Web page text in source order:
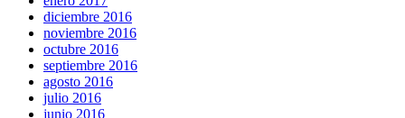
diciembre 2016
noviembre 2016
octubre 2016
septiembre 2016
agosto 2016
julio 2016
junio 2016